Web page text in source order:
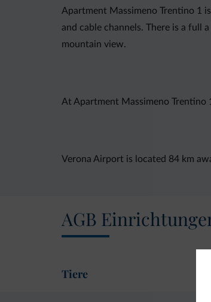
Apartment Massimeno Trentino 1
and cable channels. There is a full
mountain view.
At Apartment Massimeno Trentino
Verona Airport is located 84 km
AGB
Tiere